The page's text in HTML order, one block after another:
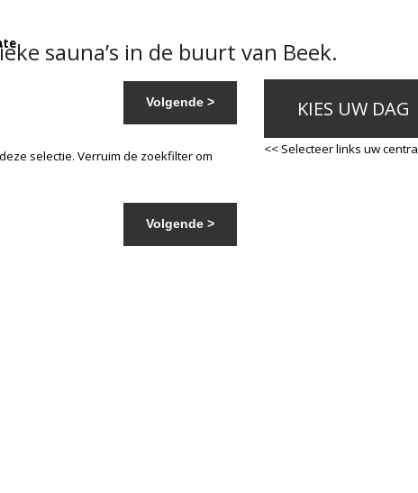
sauna’s in de buurt van Beek.
Volgende >
selectie. Verruim de zoekfilter om
Volgende >
KIES UW DAG
<< Selecteer links uw centra